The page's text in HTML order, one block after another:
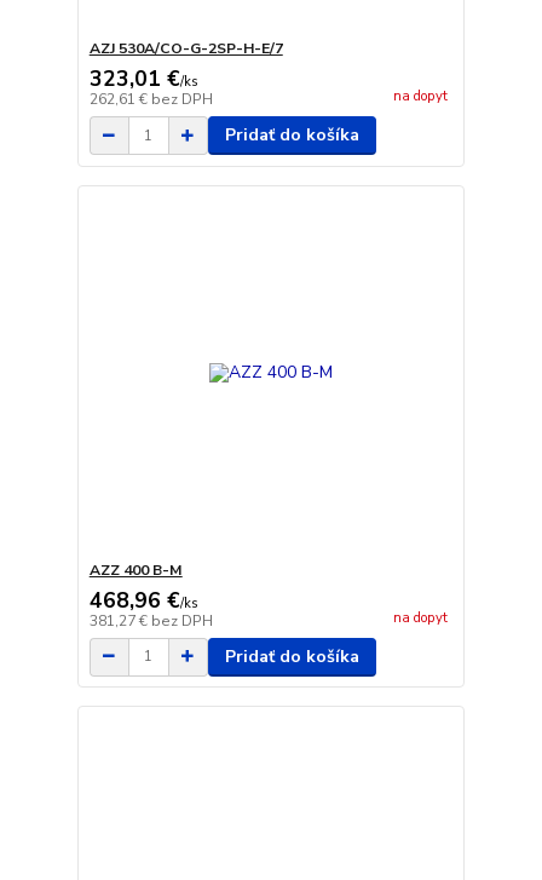
AZJ 530A/CO-G-2SP-H-E/7
323,01 €/ks
262,61 € bez DPH na dopyt
Pridať do košíka
AZZ 400 B-M
468,96 €/ks
381,27 € bez DPH na dopyt
Pridať do košíka